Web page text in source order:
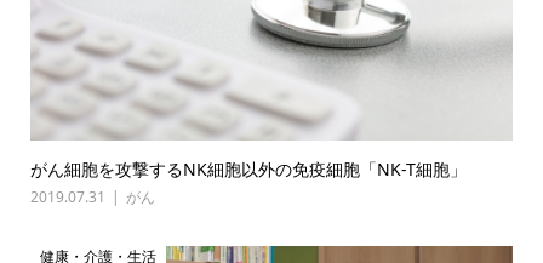
がん細胞を攻撃するNK細胞以外の免疫細胞「NK-T細胞」
2019.07.31 がん
健康・介護・生活